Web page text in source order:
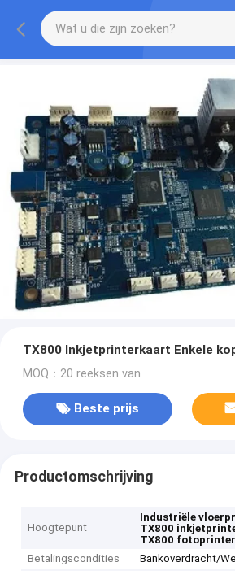
TX800 Inkjetprinterkaart Enkele
MOQ：20 reeksen van
Beste prijs
Productomschrijving
Hoogtepunt
Industriële
TX800
TX800
Betalingscondities
Bankoverdracht/